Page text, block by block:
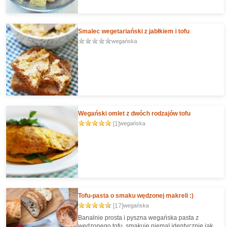
Smalec wegetariański z jabłkiem i tofu
wegańska
Wegański omlet z dwóch rodzajów tofu
[1]wegańska
Tofu-pasta o smaku wędzonej makreli :)
[17]wegańska
Banalnie prosta i pyszna wegańska pasta z